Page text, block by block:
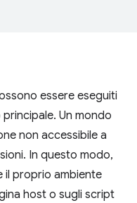
essere eseguiti
Un mondo
non accessibile a
In questo modo,
il proprio ambiente
host o sugli script